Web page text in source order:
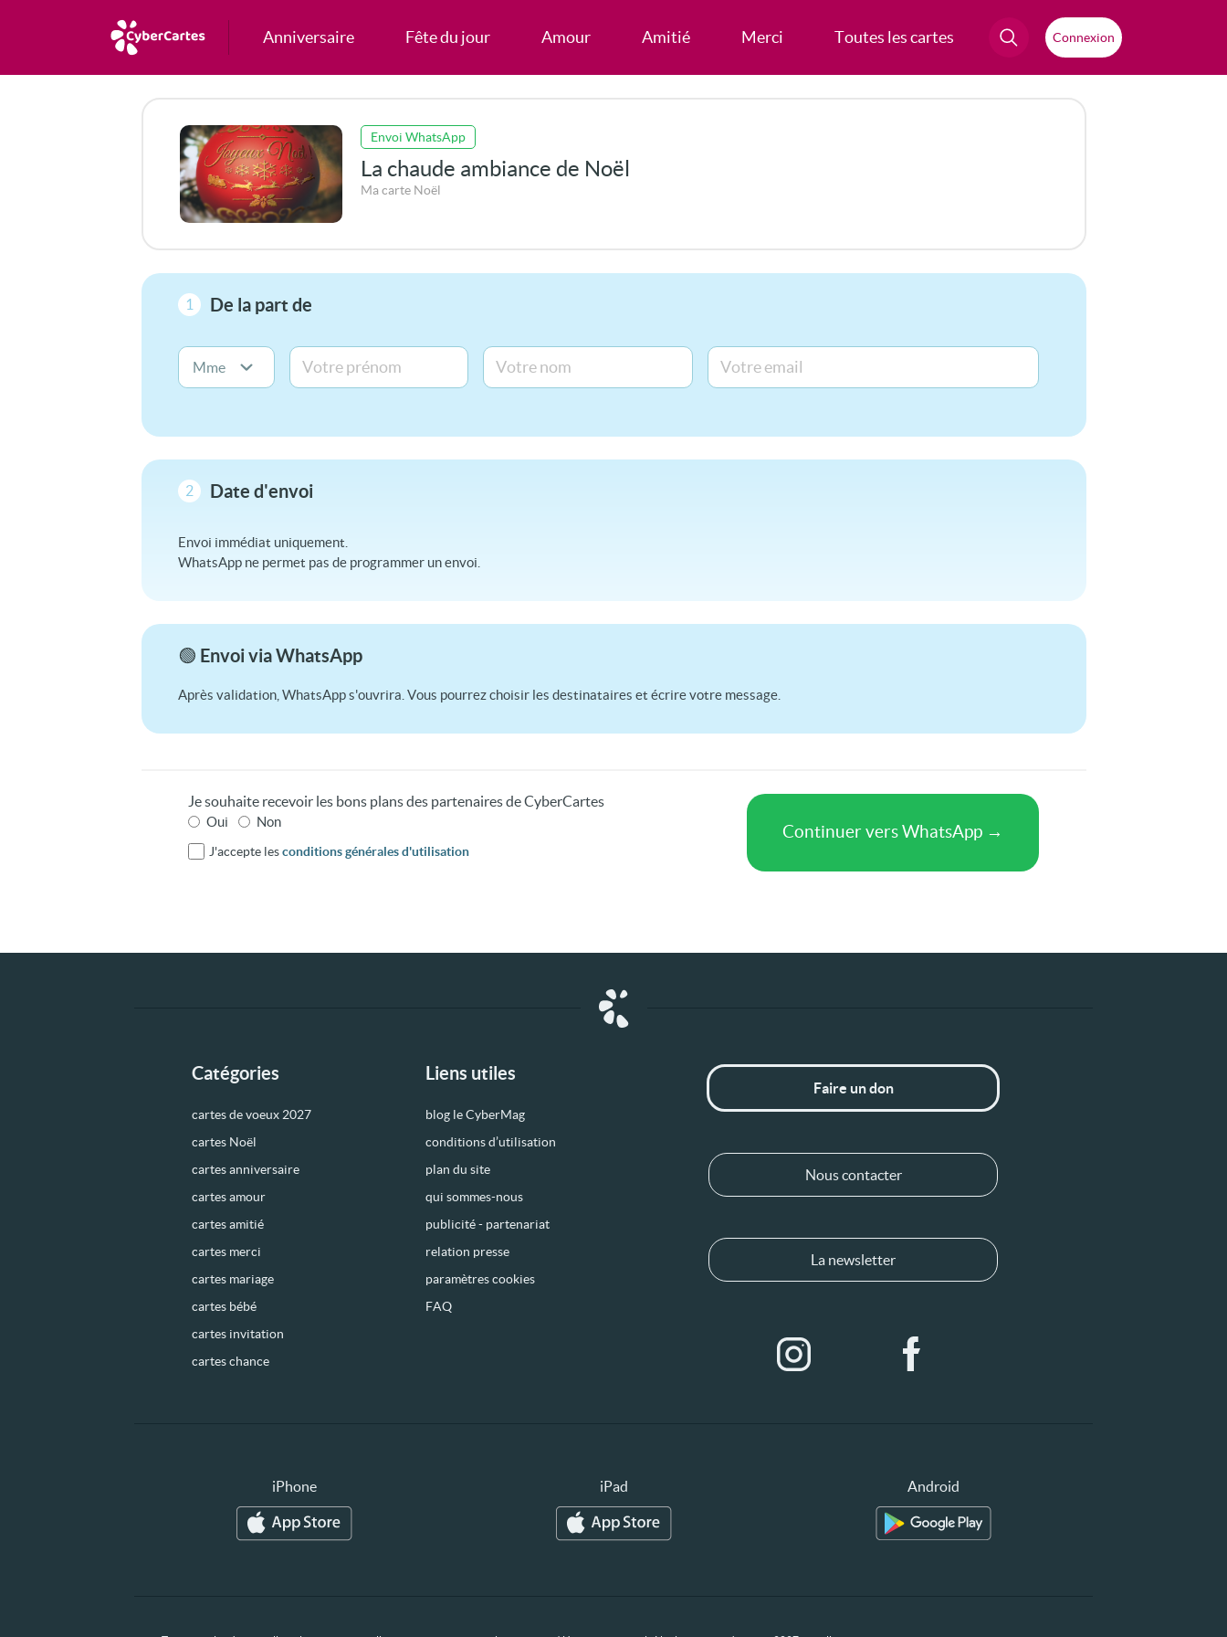
Anniversaire Fête du jour Amour Amitié Merci Toutes les cartes Connexion
Envoi WhatsApp
La chaude ambiance de Noël
Ma carte Noël
1 De la part de
2 Date d'envoi
Envoi immédiat uniquement.
WhatsApp ne permet pas de programmer un envoi.
🟢 Envoi via WhatsApp
Après validation, WhatsApp s'ouvrira. Vous pourrez choisir les destinataires et écrire votre message.
Je souhaite recevoir les bons plans des partenaires de CyberCartes
Oui Non
J'accepte lesconditions générales d'utilisation
Catégories
cartes de voeux 2027
cartes Noël
cartes anniversaire
cartes amour
cartes amitié
cartes merci
cartes mariage
cartes bébé
cartes invitation
cartes chance
Liens utiles
blog le CyberMag
conditions d’utilisation
plan du site
qui sommes-nous
publicité - partenariat
relation presse
paramètres cookies
FAQ
Faire un don
Nous contacter
La newsletter
iPhone iPad Android